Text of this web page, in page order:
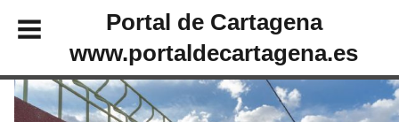
Portal de Cartagena
www.portaldecartagena.es